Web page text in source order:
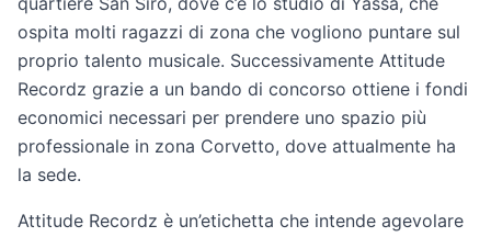
ospita molti ragazzi di zona che vogliono puntare sul
proprio talento musicale. Successivamente Attitude
Recordz grazie a un bando di concorso ottiene i fondi
economici necessari per prendere uno spazio più
professionale in zona Corvetto, dove attualmente ha
la sede.
Attitude Recordz è un’etichetta che intende agevolare